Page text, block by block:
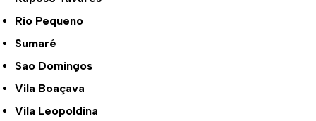
Rio Pequeno
Sumaré
São Domingos
Vila Boaçava
Vila Leopoldina